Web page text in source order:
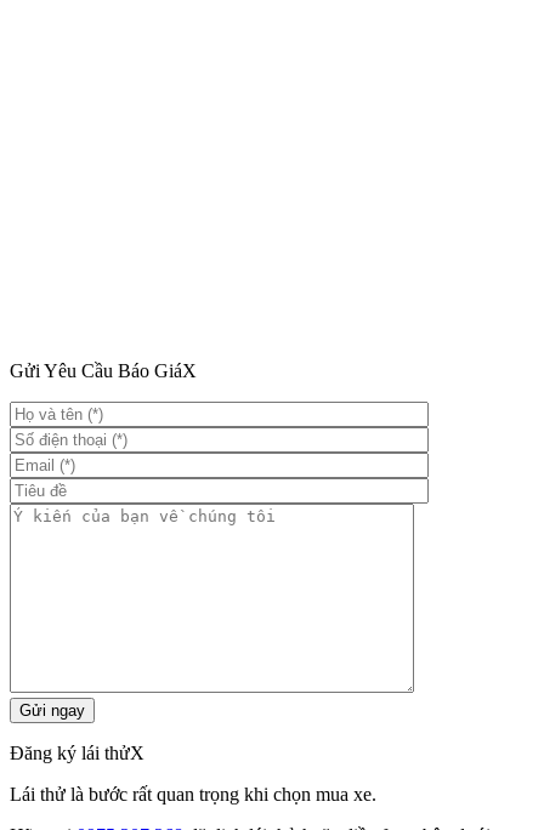
Gửi Yêu Cầu Báo GiáX
Đăng ký lái thửX
Lái thử là bước rất quan trọng khi chọn mua xe.